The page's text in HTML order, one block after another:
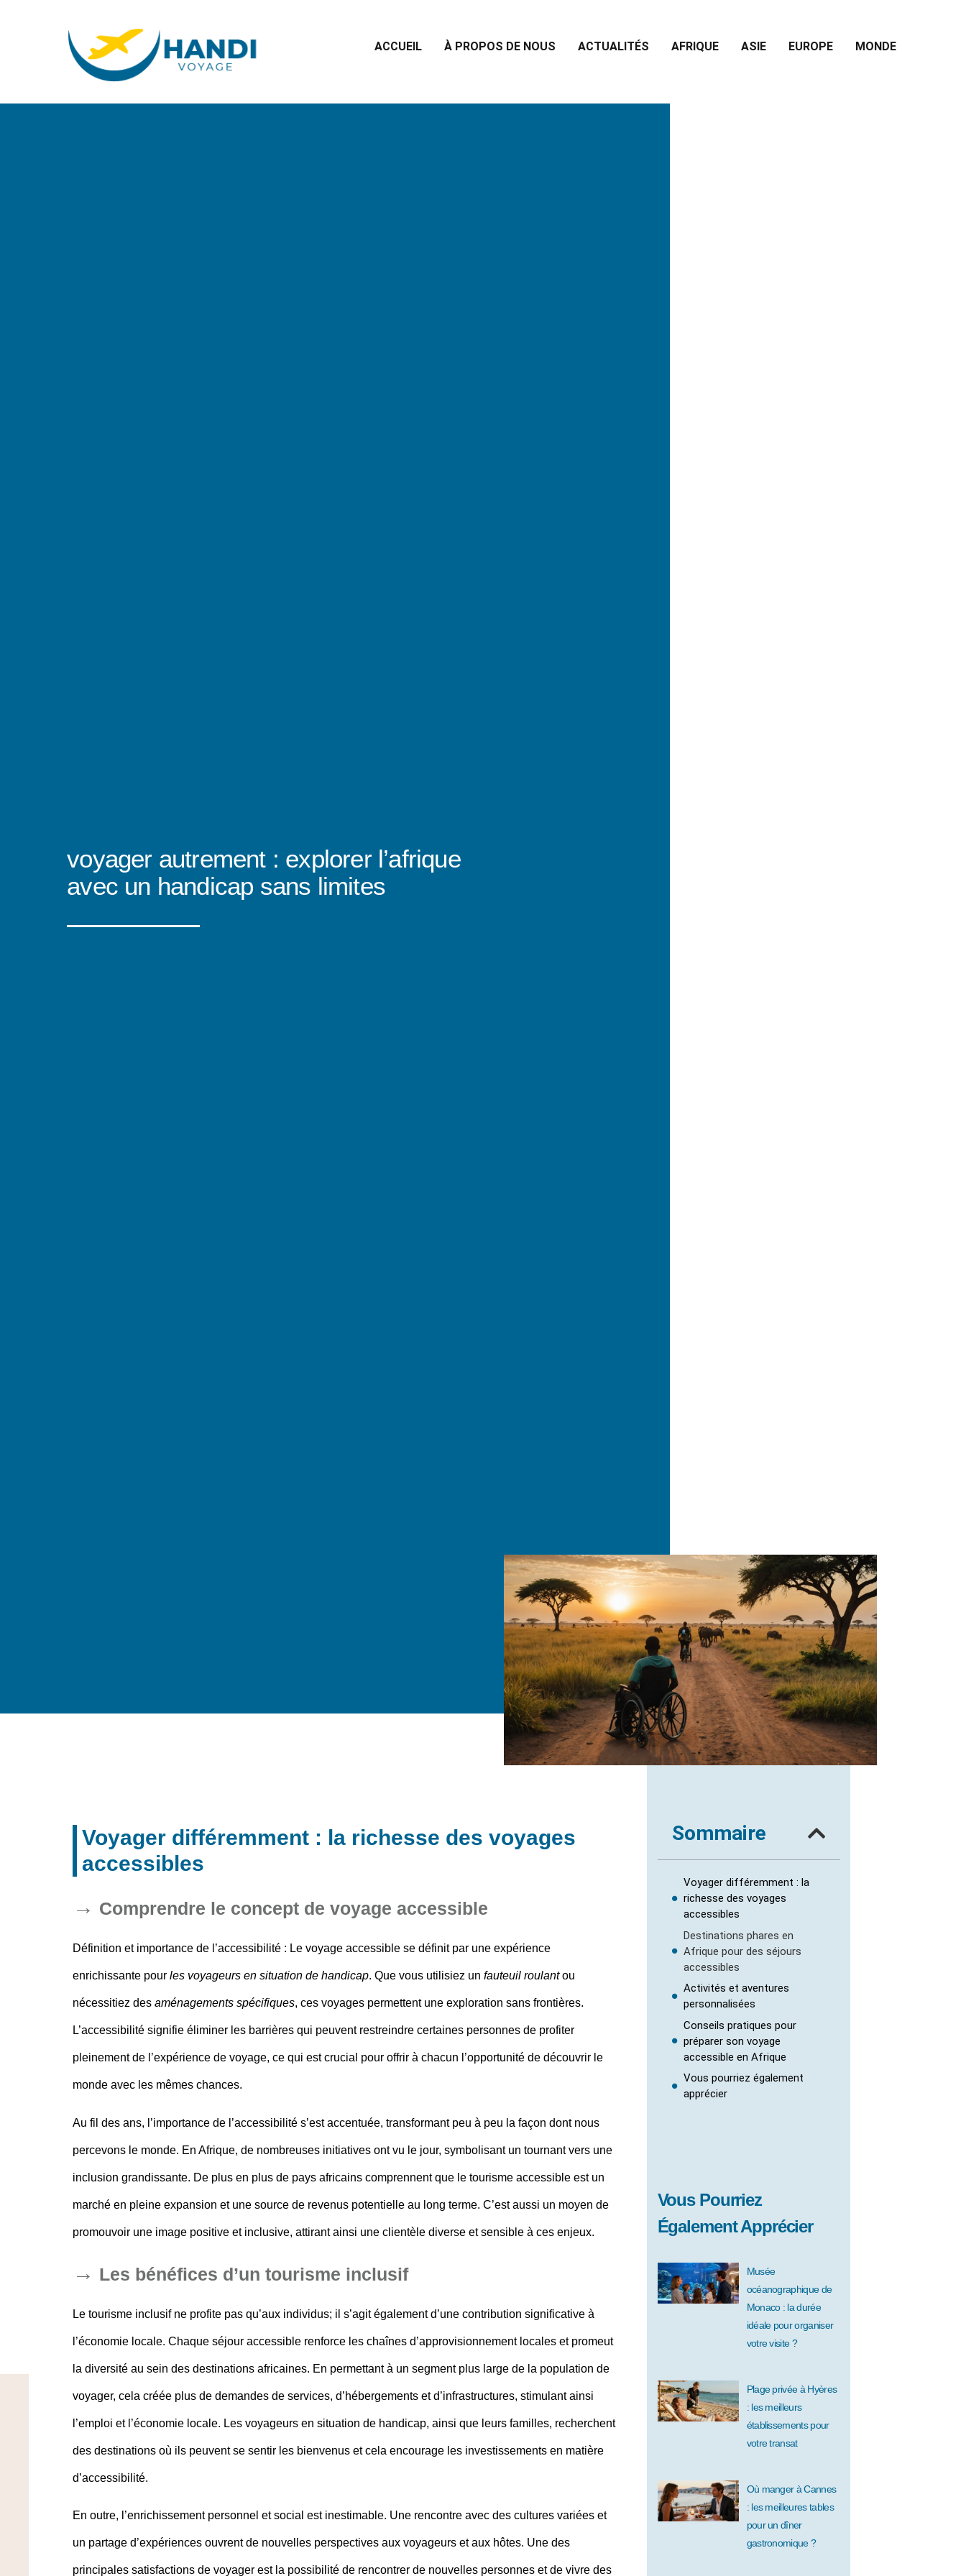
ACCUEIL À PROPOS DE NOUS ACTUALITÉS AFRIQUE ASIE EUROPE MONDE
voyager autrement : explorer l’afrique
avec un handicap sans limites
Voyager différemment : la richesse des voyages
accessibles
Comprendre le concept de voyage accessible
Définition et importance de l’accessibilité : Le voyage accessible se définit par une expérience
enrichissante pour les voyageurs en situation de handicap. Que vous utilisiez un fauteuil roulantou
nécessitiez des aménagements spécifiques, ces voyages permettent une exploration sans frontières.
L’accessibilité signifie éliminer les barrières qui peuvent restreindre certaines personnes de profiter
pleinement de l’expérience de voyage, ce qui est crucial pour offrir à chacun l’opportunité de découvrir le
monde avec les mêmes chances.
Au fil des ans, l’importance de l’accessibilités’est accentuée, transformant peu à peu la façon dont nous
percevons le monde. En Afrique, de nombreuses initiatives ont vu le jour, symbolisant un tournant vers une
inclusion grandissante. De plus en plus de pays africains comprennent que le tourisme accessible est un
marché en pleine expansion et une source de revenus potentielle au long terme. C’est aussi un moyen de
promouvoir une image positive et inclusive, attirant ainsi une clientèle diverse et sensible à ces enjeux.
Les bénéfices d’un tourisme inclusif
Le tourisme inclusif ne profite pas qu’aux individus; il s’agit également d’une contribution significative à
l’économie locale. Chaque séjour accessible renforce les chaînes d’approvisionnement locales et promeut
la diversité au sein des destinations africaines. En permettant à un segment plus large de la population de
voyager, cela créée plus de demandes de services, d’hébergements et d’infrastructures, stimulant ainsi
l’emploi et l’économie locale. Les voyageurs en situation de handicap, ainsi que leurs familles, recherchent
des destinations où ils peuvent se sentir les bienvenus et cela encourage les investissements en matière
d’accessibilité.
En outre, l’enrichissement personnel et social est inestimable. Une rencontre avec des cultures variéeset
un partage d’expériences ouvrent de nouvelles perspectives aux voyageurs et aux hôtes. Une des
principales satisfactions de voyager est la possibilité de rencontrer de nouvelles personnes et de vivre des
Sommaire
Voyager différemment : la
richesse des voyages
accessibles
Destinations phares en
Afrique pour des séjours
accessibles
Activités et aventures
personnalisées
Conseils pratiques pour
préparer son voyage
accessible en Afrique
Vous pourriez également
apprécier
Vous Pourriez
Également Apprécier
Musée
océanographique de
Monaco : la durée
idéale pour organiser
votre visite ?
Plage privée à Hyères
: les meilleurs
établissements pour
votre transat
Où manger à Cannes
: les meilleures tables
pour un dîner
gastronomique ?